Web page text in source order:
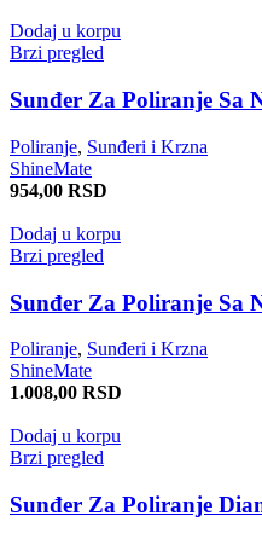
Dodaj u korpu
Brzi pregled
Sunđer Za Poliranje Sa
Poliranje, Sunđeri i Krzna
ShineMate
954,00 RSD
Dodaj u korpu
Brzi pregled
Sunđer Za Poliranje Sa
Poliranje, Sunđeri i Krzna
ShineMate
1.008,00 RSD
Dodaj u korpu
Brzi pregled
Sunđer Za Poliranje